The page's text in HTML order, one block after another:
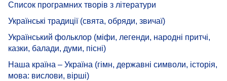
Список програмних творів з літератури
Українські традиції (свята, обряди, звичаї)
Український фольклор (міфи, легенди, народні притчі,
казки, балади, думи, пісні)
Наша країна – Україна (гімн, державні символи, історія,
мова: вислови, вірші)